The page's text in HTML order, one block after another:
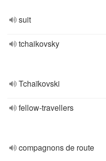
suit
tchaikovsky
Tchaïkovski
fellow-travellers
compagnons de route